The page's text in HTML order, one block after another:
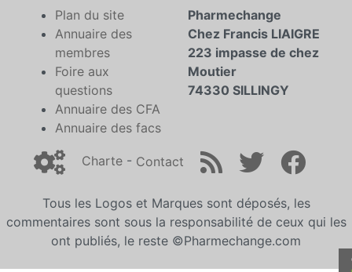
Plan du site
Annuaire des
membres
Foire aux
questions
Annuaire des CFA
Annuaire des facs
Pharmechange
Chez Francis LIAIGRE
223 impasse de chez
Moutier
74330 SILLINGY
Charte - Contact
Tous les Logos et Marques sont déposés, les
commentaires sont sous la responsabilité de ceux qui les
ont publiés, le reste ©Pharmechange.com